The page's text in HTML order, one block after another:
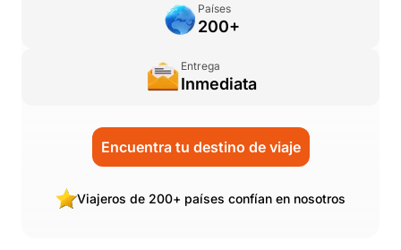
Países
200+
Entrega
Inmediata
Encuentra tu destino de viaje
Viajeros de 200+ países confían en nosotros